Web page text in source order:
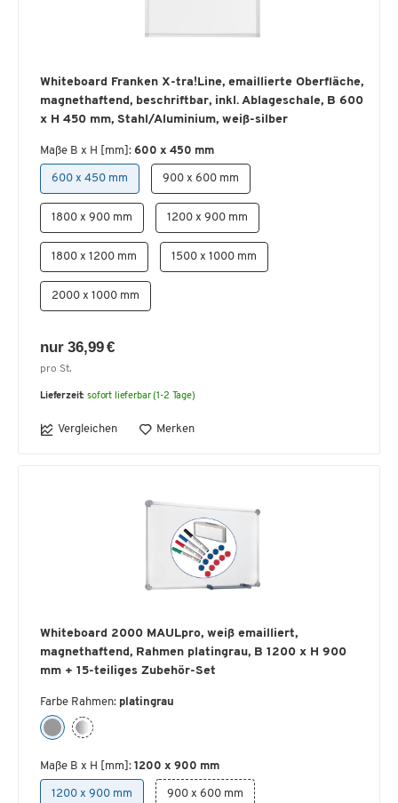
Whiteboard Franken X-tra!Line, emaillierte Oberfläche,
magnethaftend, beschriftbar, inkl. Ablageschale, B 600
x H 450 mm, Stahl/Aluminium, weiß-silber
Maße B x H [mm]: 600 x 450 mm
600 x 450 mm 900 x 600 mm
1800 x 900 mm 1200 x 900 mm
1800 x 1200 mm 1500 x 1000 mm
2000 x 1000 mm
nur 36,99 €
pro St.
Lieferzeit: sofort lieferbar (1-2 Tage)
Vergleichen Merken
Whiteboard 2000 MAULpro, weiß emailliert,
magnethaftend, Rahmen platingrau, B 1200 x H 900
mm + 15-teiliges Zubehör-Set
Farbe Rahmen: platingrau
Maße B x H [mm]: 1200 x 900 mm
1200 x 900 mm 900 x 600 mm